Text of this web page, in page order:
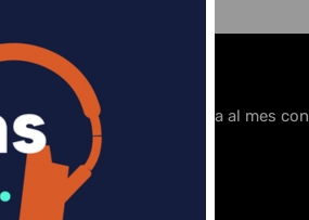
por una pequeña cuota al mes con